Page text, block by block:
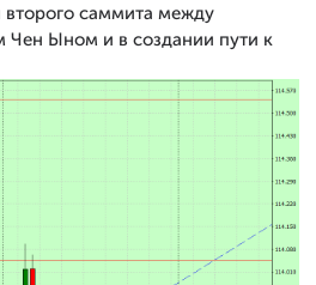
второго саммита между
Ыном и в создании пути к